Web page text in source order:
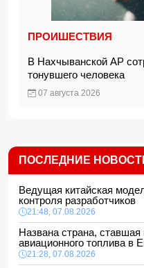
ПРОИШЕСТВИЯ
В Нахчыванской АР
тонувшего человека
07 августа 2026
ПОСЛЕДНИЕ
Ведущая китайская
контроля разработчиков
21:48, 07.08.2026
Названа страна,
авиационного топлива в
21:28, 07.08.2026